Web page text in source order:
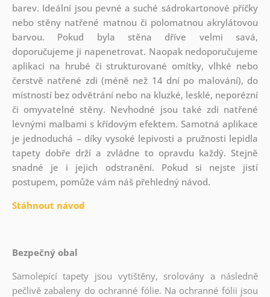
barev. Ideální jsou pevné a suché sádrokartonové příčky
nebo stěny natřené matnou či polomatnou akrylátovou
barvou. Pokud byla stěna dříve velmi savá,
doporučujeme ji napenetrovat. Naopak nedoporučujeme
aplikaci na hrubé či strukturované omítky, vlhké nebo
čerstvě natřené zdi (méně než 14 dní po malování), do
místností bez odvětrání nebo na kluzké, lesklé, neporézní
či omyvatelné stěny. Nevhodné jsou také zdi natřené
levnými malbami s křídovým efektem. Samotná aplikace
je jednoduchá – díky vysoké lepivosti a pružnosti lepidla
tapety dobře drží a zvládne to opravdu každý. Stejně
snadné je i jejich odstranění. Pokud si nejste jistí
postupem, pomůže vám náš přehledný návod.
Stáhnout návod
Bezpečný obal
Samolepící tapety jsou vytištěny, srolovány a následně
pečlivě zabaleny do ochranné fólie. Na ochranné fólii jsou